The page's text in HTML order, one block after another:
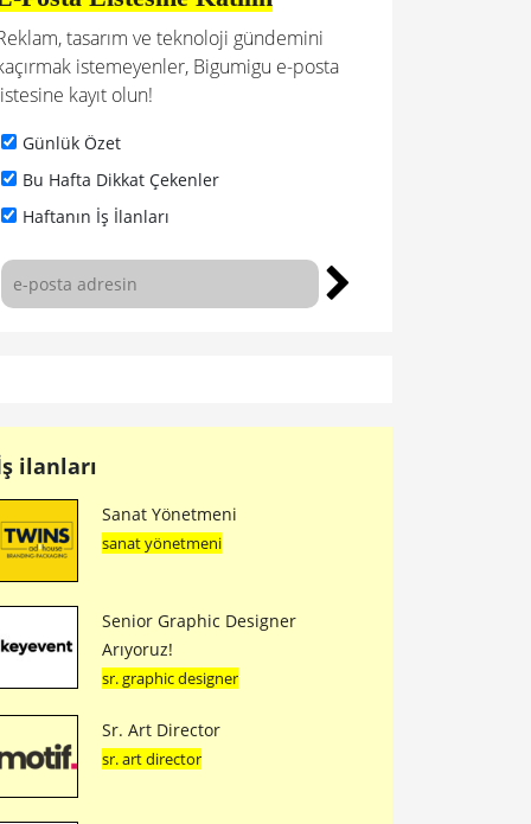
tasarım ve teknoloji gündemini
istemeyenler, Bigumigu e-posta
kayıt olun!
Günlük Özet
Bu Hafta Dikkat Çekenler
Haftanın İş İlanları
ilanları
Sanat Yönetmeni
sanat yönetmeni
Senior Graphic Designer
Arıyoruz!
sr. graphic designer
Sr. Art Director
sr. art director